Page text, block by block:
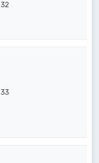
32
33